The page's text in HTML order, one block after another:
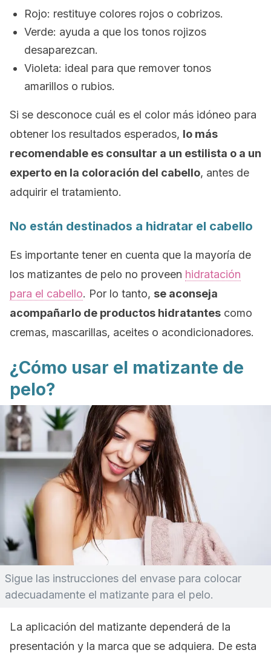
Rojo: restituye colores rojos o cobrizos.
Verde: ayuda a que los tonos rojizos
desaparezcan.
Violeta: ideal para que remover tonos
amarillos o rubios.
Si se desconoce cuál es el color más idóneo para
obtener los resultados esperados, lo más
recomendable es consultar a un estilista o a un
experto en la coloración del cabello, antes de
adquirir el tratamiento.
No están destinados a hidratar el cabello
Es importante tener en cuenta que la mayoría de
los matizantes de pelo no proveen hidratación
para el cabello. Por lo tanto, se aconseja
acompañarlo de productos hidratantes como
cremas, mascarillas, aceites o acondicionadores.
¿Cómo usar el matizante de
pelo?
Sigue las instrucciones del envase para colocar
adecuadamente el matizante para el pelo.
La aplicación del matizante dependerá de la
presentación y la marca que se adquiera. De esta